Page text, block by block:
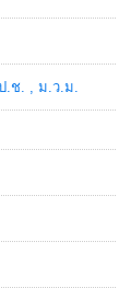
.ช. , ม.ว.ม.